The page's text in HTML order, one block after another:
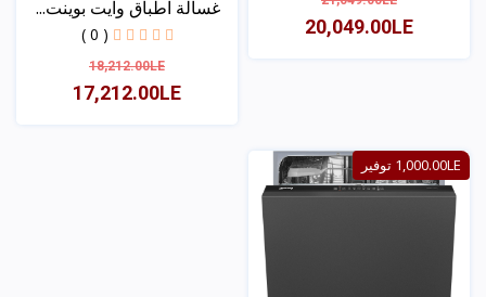
20,049.00LE
غسالة اطباق وايت بوينت...
( 0 )
18,212.00LE
17,212.00LE
1,000.00LE توفير